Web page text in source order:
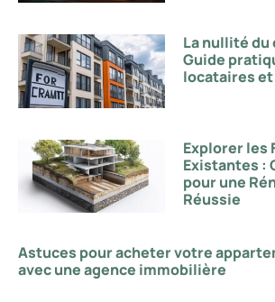
La nullité du
Guide
locataires
Explorer les
Existantes :
pour une
Réussie
Astuces pour acheter votre
avec une agence immobilière